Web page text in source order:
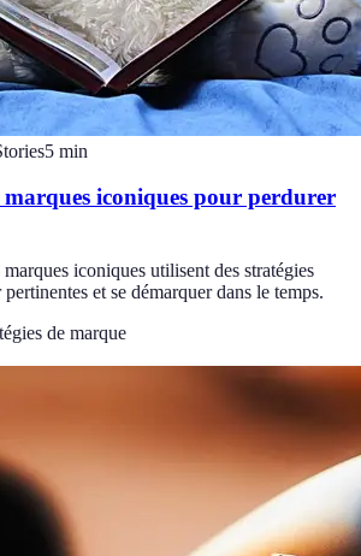
5 min
marques iconiques pour perdurer
iconiques utilisent des stratégies
et se démarquer dans le temps.
de marque